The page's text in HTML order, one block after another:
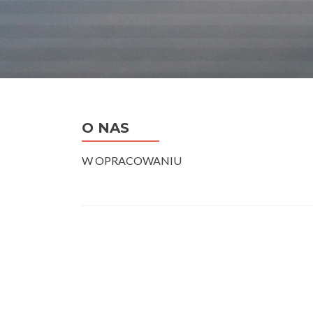
O NAS
W OPRACOWANIU